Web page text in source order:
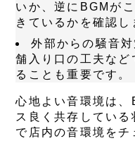
いか、逆にBGMが
きているかを確認し
外部からの騒音対
舗入り口の工夫など
ることも重要です。
心地よい音環境は、
ス良く共存している
で店内の音環境をチ